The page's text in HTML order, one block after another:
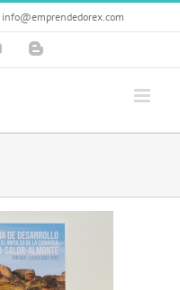
info@emprendedorex.com
YouTubeBlogger